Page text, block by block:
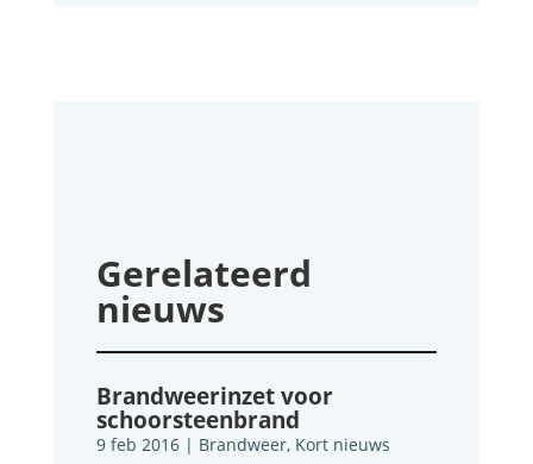
Gerelateerd
nieuws
Brandweerinzet voor
schoorsteenbrand
9 feb 2016| Brandweer, Kort nieuws